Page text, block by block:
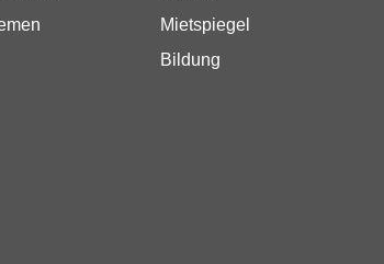
Mietspiegel
Bildung